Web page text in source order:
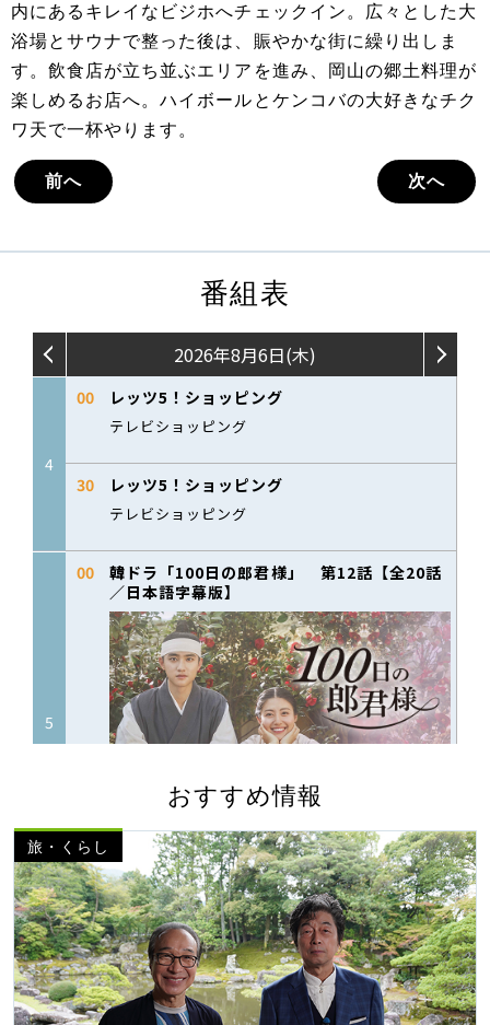
内にあるキレイなビジホへチェックイン。広々とした大
浴場とサウナで整った後は、賑やかな街に繰り出しま
す。飲食店が立ち並ぶエリアを進み、岡山の郷土料理が
楽しめるお店へ。ハイボールとケンコバの大好きなチク
ワ天で一杯やります。
前へ 次へ
番組表
おすすめ情報
旅・くらし